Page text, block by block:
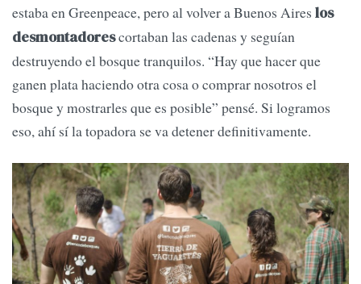
estaba en Greenpeace, pero al volver a Buenos Aires los
desmontadorescortaban las cadenas y seguían
destruyendo el bosque tranquilos. “Hay que hacer que
ganen plata haciendo otra cosa o comprar nosotros el
bosque y mostrarles que es posible” pensé. Si logramos
eso, ahí sí la topadora se va detener definitivamente.